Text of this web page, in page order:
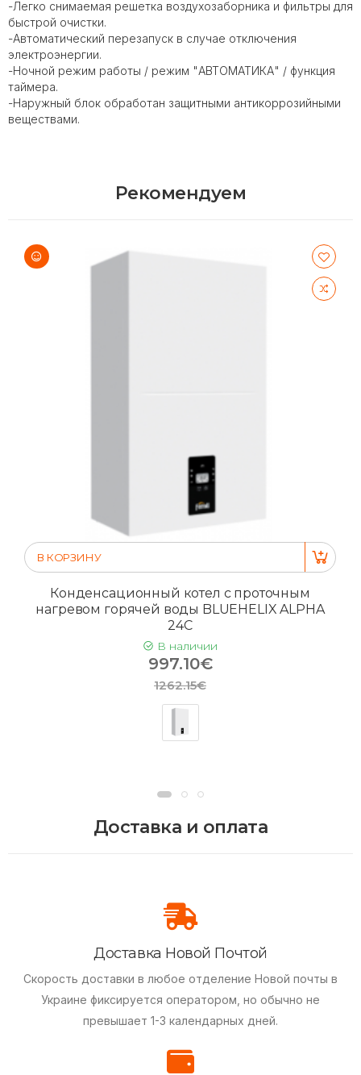
-Легко снимаемая решетка воздухозаборника и фильтры для
быстрой очистки.
-Автоматический перезапуск в случае отключения
электроэнергии.
-Ночной режим работы / режим "АВТОМАТИКА" / функция
таймера.
-Наружный блок обработан защитными антикоррозийными
веществами.
Рекомендуем
В КОРЗИНУ
Конденсационный котел с проточным
нагревом горячей воды BLUEHELIX ALPHA
24C
В наличии
997.10€
1262.15€
Доставка и оплата
Доставка Новой Почтой
Скорость доставки в любое отделение Новой почты в
Украине фиксируется оператором, но обычно не
превышает 1-3 календарных дней.